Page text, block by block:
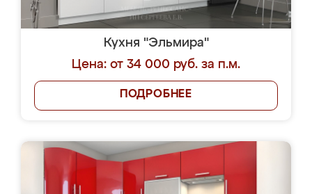
Кухня "Эльмира"
Цена: от 34 000 руб. за п.м.
ПОДРОБНЕЕ